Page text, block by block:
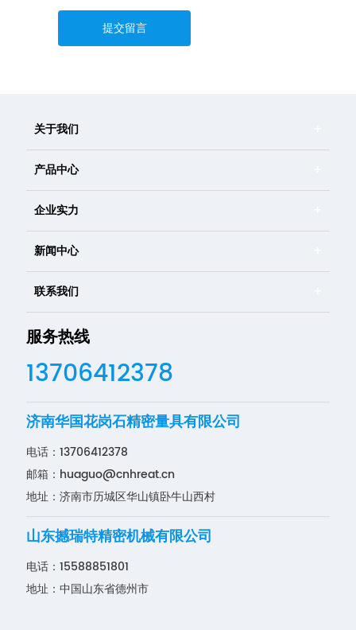
提交留言
关于我们
产品中心
企业实力
新闻中心
联系我们
服务热线
13706412378
济南华国花岗石精密量具有限公司
电话：13706412378
邮箱： huaguo@cnhreat.cn
地址：济南市历城区华山镇卧牛山西村
山东撼瑞特精密机械有限公司
电话：15588851801
地址：中国山东省德州市